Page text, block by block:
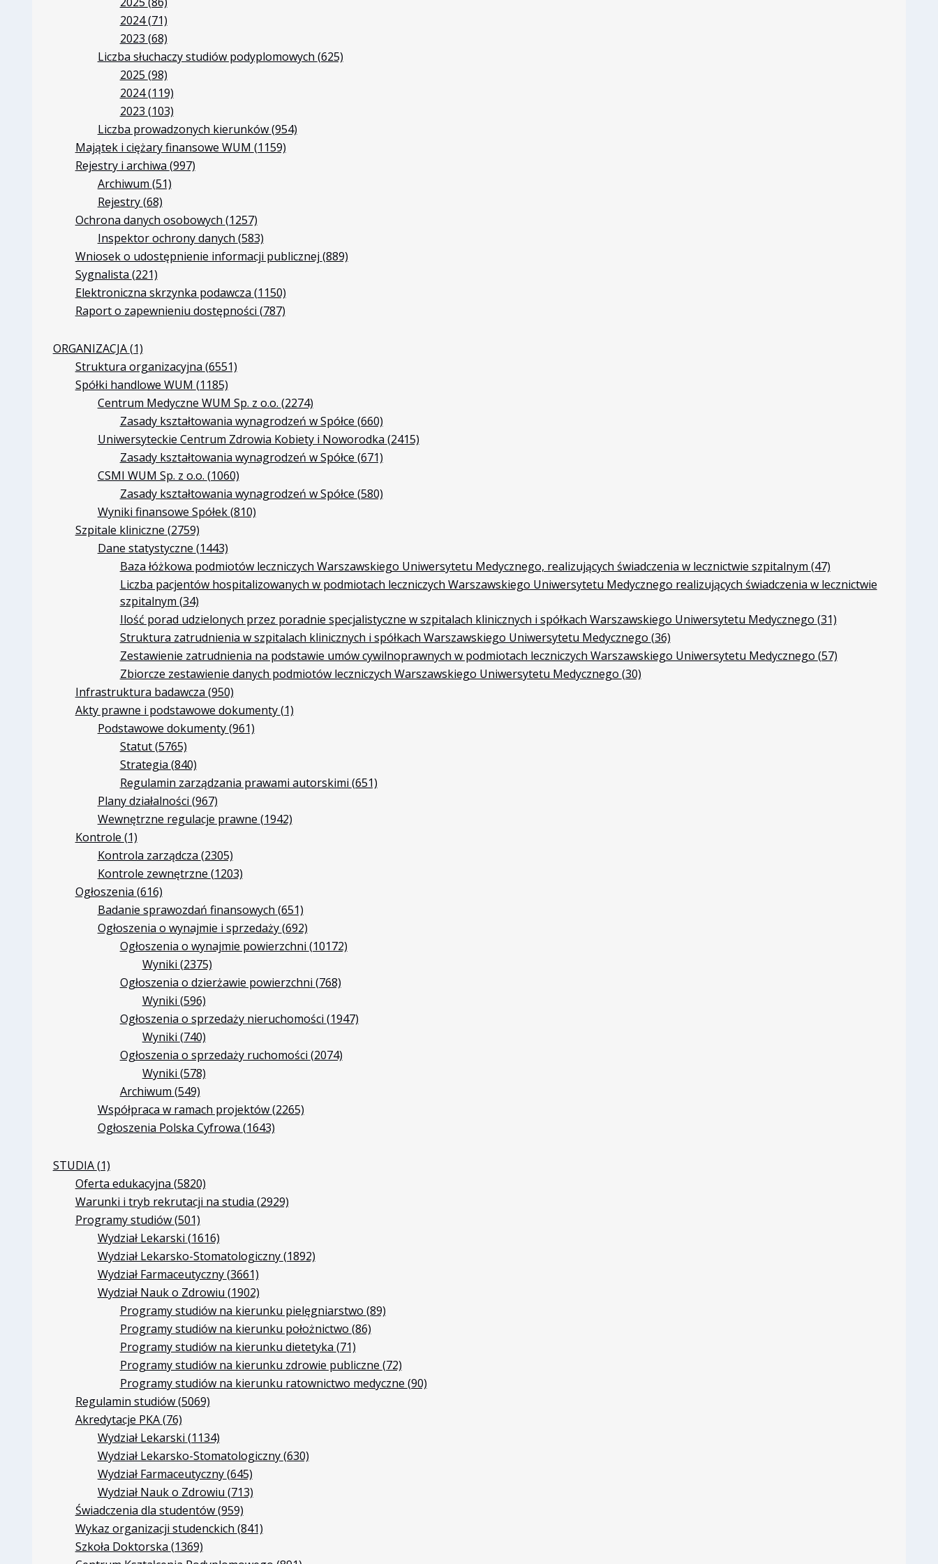
2024(71)
2023 (68)
Liczba słuchaczy studiów podyplomowych (625)
2025 (98)
2024(119)
2023 (103)
Liczba prowadzonych kierunków(954)
Majątek i ciężary finansowe WUM (1159)
Rejestry i archiwa (997)
Archiwum (51)
Rejestry(68)
Ochrona danych osobowych (1257)
Inspektor ochrony danych (583)
Wniosek o udostępnienie informacji publicznej (889)
Sygnalista (221)
Elektroniczna skrzynka podawcza (1150)
Raport o zapewnieniu dostępności (787)
ORGANIZACJA(1)
Struktura organizacyjna (6551)
Spółki handlowe WUM (1185)
Centrum Medyczne WUM Sp. z o.o. (2274)
Zasady kształtowania wynagrodzeń w Spółce (660)
Uniwersyteckie Centrum Zdrowia Kobiety i Noworodka (2415)
Zasady kształtowania wynagrodzeń w Spółce (671)
CSMI WUM Sp. z o.o. (1060)
Zasady kształtowania wynagrodzeń w Spółce (580)
Wyniki finansowe Spółek(810)
Szpitale kliniczne (2759)
Dane statystyczne (1443)
Baza łóżkowa podmiotów leczniczych Warszawskiego Uniwersytetu Medycznego, realizujących świadczenia w lecznictwie szpitalnym (47)
Liczba pacjentów hospitalizowanych w podmiotach leczniczych Warszawskiego Uniwersytetu Medycznego realizujących świadczenia w lecznictwie
szpitalnym (34)
Ilość porad udzielonych przez poradnie specjalistyczne w szpitalach klinicznych i spółkach Warszawskiego Uniwersytetu Medycznego (31)
Struktura zatrudnienia w szpitalach klinicznych i spółkach Warszawskiego Uniwersytetu Medycznego (36)
Zestawienie zatrudnienia na podstawie umów cywilnoprawnych w podmiotach leczniczych Warszawskiego Uniwersytetu Medycznego (57)
Zbiorcze zestawienie danych podmiotów leczniczych Warszawskiego Uniwersytetu Medycznego (30)
Infrastruktura badawcza (950)
Akty prawne i podstawowe dokumenty(1)
Podstawowe dokumenty(961)
Statut(5765)
Strategia (840)
Regulamin zarządzania prawami autorskimi (651)
Plany działalności (967)
Wewnętrzne regulacje prawne (1942)
Kontrole (1)
Kontrola zarządcza (2305)
Kontrole zewnętrzne (1203)
Ogłoszenia (616)
Badanie sprawozdań finansowych (651)
Ogłoszenia o wynajmie i sprzedaży(692)
Ogłoszenia o wynajmie powierzchni (10172)
Wyniki (2375)
Ogłoszenia o dzierżawie powierzchni (768)
Wyniki (596)
Ogłoszenia o sprzedaży nieruchomości (1947)
Wyniki (740)
Ogłoszenia o sprzedaży ruchomości (2074)
Wyniki (578)
Archiwum (549)
Współpraca w ramach projektów(2265)
Ogłoszenia Polska Cyfrowa (1643)
STUDIA(1)
Oferta edukacyjna (5820)
Warunki i tryb rekrutacji na studia (2929)
Programy studiów(501)
Wydział Lekarski (1616)
Wydział Lekarsko-Stomatologiczny(1892)
Wydział Farmaceutyczny(3661)
Wydział Nauk o Zdrowiu (1902)
Programy studiów na kierunku pielęgniarstwo (89)
Programy studiów na kierunku położnictwo (86)
Programy studiów na kierunku dietetyka (71)
Programy studiów na kierunku zdrowie publiczne (72)
Programy studiów na kierunku ratownictwo medyczne (90)
Regulamin studiów(5069)
Akredytacje PKA(76)
Wydział Lekarski (1134)
Wydział Lekarsko-Stomatologiczny(630)
Wydział Farmaceutyczny(645)
Wydział Nauk o Zdrowiu (713)
Świadczenia dla studentów(959)
Wykaz organizacji studenckich (841)
Szkoła Doktorska (1369)